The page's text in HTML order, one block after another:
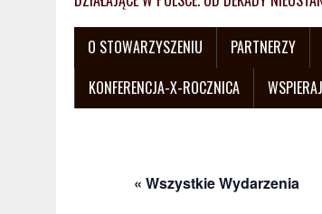
O STOWARZYSZENIU PARTNERZY
KONFERENCJA-X-ROCZNICA
WSPIERAJ
« Wszystkie Wydarzenia